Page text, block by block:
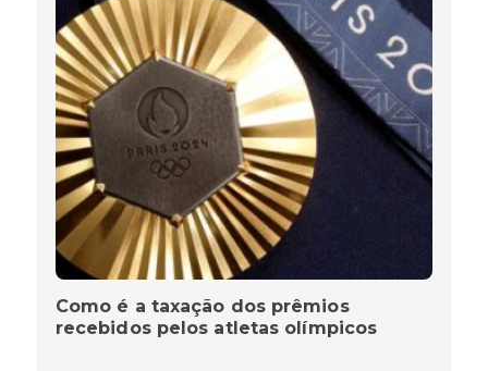
Como é a taxação dos prêmios
recebidos pelos atletas olímpicos